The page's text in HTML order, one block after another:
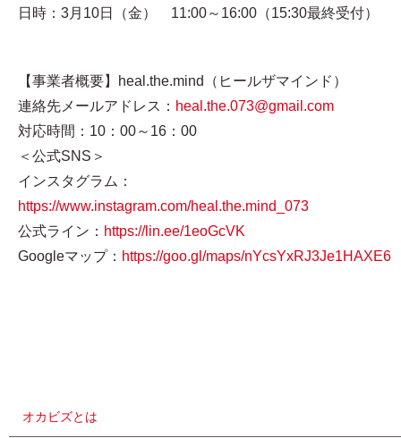
日時：3月10日（金） 11:00～16:00（15:30最終受付）
【事業者概要】heal.the.mind（ヒールザマインド）
連絡先メールアドレス： heal.the.073@gmail.com
対応時間：10：00～16：00
＜公式SNS＞
インスタグラム：
https://www.instagram.com/heal.the.mind_073
公式ライン： https://lin.ee/1eoGcVK
Googleマップ： https://goo.gl/maps/nYcsYxRJ3Je1HAXE6
オカビズとは